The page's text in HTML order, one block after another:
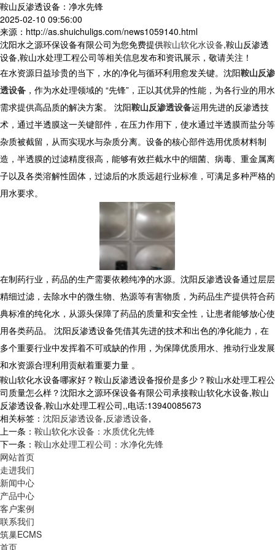
鞍山反渗透设备：净水先锋
2025-02-10 09:56:00
来源：http://as.shuichuligs.com/news1059140.html
沈阳水之源环保设备有限公司为您免费提供鞍山软化水设备,鞍山反渗透
设备,鞍山水处理工程公司等相关信息发布和资讯展示，敬请关注！
在水资源日益珍贵的当下，水的净化与循环利用愈发关键。沈阳鞍山反渗
透设备 ，作为水处理领域的 “先锋”，正以其优异的性能，为各行业的用水
需求提供高品质的解决方案。 沈阳鞍山反渗透设备运用先进的反渗透技
术，通过半透膜这一关键部件，在压力作用下，使水通过半透膜而盐分等
杂质被截留，从而实现水与杂质分离。设备的核心部件选用优质材料制
造，半透膜的过滤精度很高，能够有效拦截水中的细菌、病毒、重金属离
子以及各类溶解性固体，过滤后的水质远超行业标准，可满足多种严格的
用水要求。
在制药行业，药品的生产需要依赖纯净的水源。沈阳反渗透设备通过层层
精细过滤，去除水中的微生物、热源等有害物质，为药品生产提供符合药
典标准的纯化水，从源头保障了药品的质量和安全性，让患者能够放心使
用各类药品。 沈阳反渗透设备凭借其先进的技术和出色的净化能力，在
多个重要行业中发挥着不可或缺的作用，为保障优质用水、推动行业发展
和水资源合理利用贡献着重要力量 。
鞍山软化水设备哪家好？鞍山反渗透设备报价是多少？鞍山水处理工程公
司质量怎么样？沈阳水之源环保设备有限公司承接鞍山软化水设备,鞍山
反渗透设备,鞍山水处理工程公司,,电话:13940085673
相关标签： 沈阳反渗透设备,反渗透设备,
上一条： 鞍山软化水设备：水质优化先锋
下一条： 鞍山水处理工程公司：水净化先锋
网站首页
走进我们
新闻中心
产品中心
客户案例
联系我们
筑巢ECMS
首页